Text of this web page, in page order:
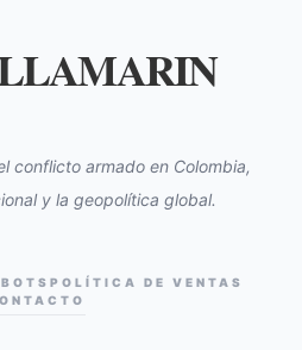
conflicto armado en Colombia,
y la geopolítica global.
POLÍTICA DE VENTAS